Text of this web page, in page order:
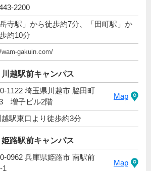
2200
岳寺駅」から徒歩約7分、「田町駅」か
約10分
gakuin.com/
川越駅前キャンパス
1122 埼玉県川越市 脇田町
増子ビル2階
Map
駅東口より徒歩約3分
姫路駅前キャンパス
0962 兵庫県姫路市 南駅前
1
Map